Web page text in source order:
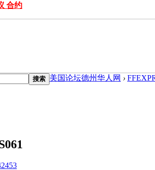
合约
搜索 美国论坛德州华人网 ›